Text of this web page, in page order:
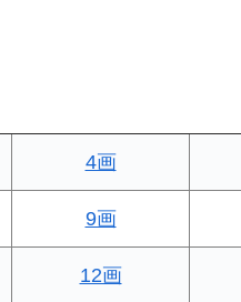
4画
9画
12画